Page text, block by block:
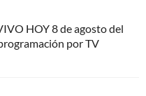
HOY 8 de agosto del
por TV